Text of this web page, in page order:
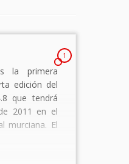
1
la primera
edición del
que tendrá
2011 en el
murciana. El